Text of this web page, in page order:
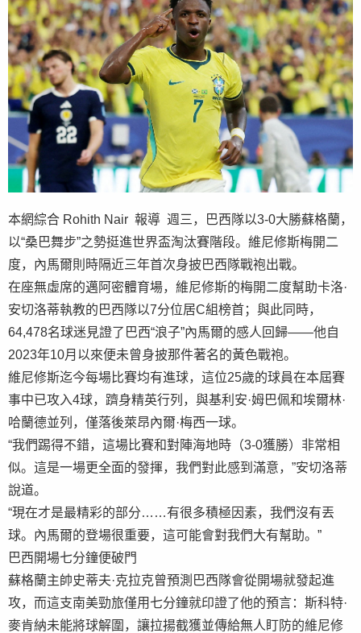
本網綜合 Rohith Nair 報導 週三，巴西隊以3-0大勝蘇格蘭，
以“桑巴舞步”之勢挺進世界盃淘汰賽階段。維尼修斯梅開二
度，內馬爾則時隔近三年首次身披巴西隊戰袍出戰。
在座無虛席的邁阿密體育場，維尼修斯的梅開二度幫助卡洛·
安切洛蒂執教的巴西隊以7分位居C組榜首；與此同時，
64,478名球迷見證了巴西“浪子”內馬爾的感人回歸——他自
2023年10月以來便未曾身披那件著名的黃色戰袍。
維尼修斯迄今每場比賽均有進球，這位25歲的球員在本屆賽
事中已攻入4球，躋身精英行列，與基利安·姆巴佩和埃爾林·
哈蘭德並列，僅落後萊昂內爾·梅西一球。
“我們踢得不錯，這場比賽和對陣海地時（3-0獲勝）非常相
似。這是一場更全面的發揮，我們對此感到滿意，”安切洛蒂
說道。
“現在才是最精彩的部分……有很多積極因素，我們沒有丟
球。內馬爾的登場很重要，這可能會對我們大有幫助。”
巴西開場七分鐘便破門
蘇格蘭主帥史蒂夫·克拉克曾預測巴西隊會從開場就發起進
攻，而這支南美勁旅僅用七分鐘就印證了他的預言：斯科特·
麥肯納未能將球解圍，讓拉揚截獲並傳給無人盯防的維尼修